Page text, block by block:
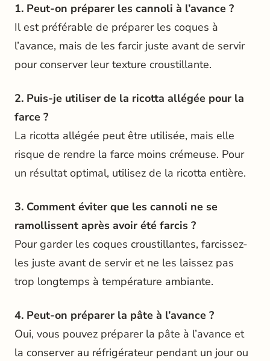
1. Peut-on préparer les cannoli à l’avance ?
Il est préférable de préparer les coques à
l’avance, mais de les farcir juste avant de servir
pour conserver leur texture croustillante.
2. Puis-je utiliser de la ricotta allégée pour la
farce ?
La ricotta allégée peut être utilisée, mais elle
risque de rendre la farce moins crémeuse. Pour
un résultat optimal, utilisez de la ricotta entière.
3. Comment éviter que les cannoli ne se
ramollissent après avoir été farcis ?
Pour garder les coques croustillantes, farcissez-
les juste avant de servir et ne les laissez pas
trop longtemps à température ambiante.
4. Peut-on préparer la pâte à l’avance ?
Oui, vous pouvez préparer la pâte à l’avance et
la conserver au réfrigérateur pendant un jour ou